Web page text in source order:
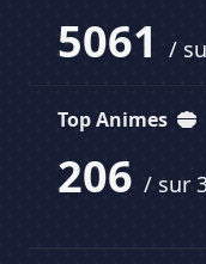
5061 /
Top Animes
206 / sur